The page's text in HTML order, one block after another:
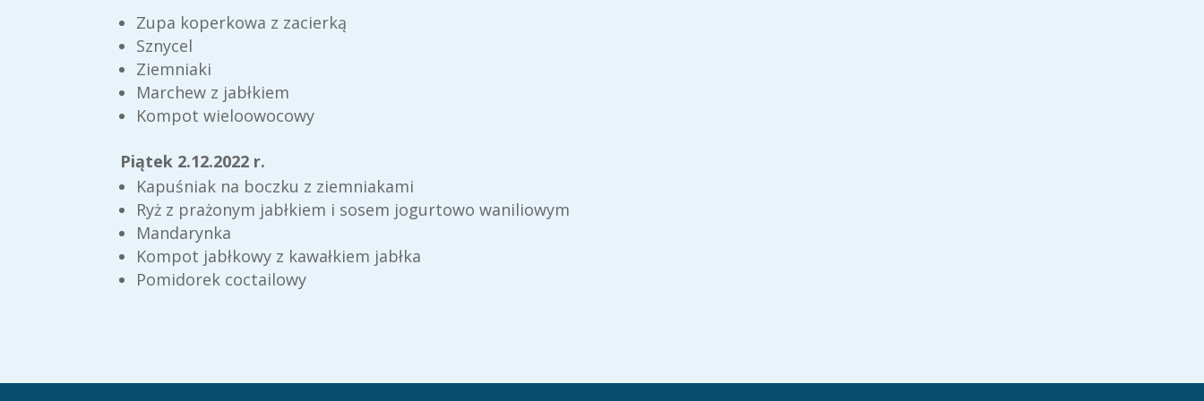
Zupa koperkowa z zacierką
Sznycel
Ziemniaki
Marchew z jabłkiem
Kompot wieloowocowy
Piątek 2.12.2022 r.
Kapuśniak na boczku z ziemniakami
Ryż z prażonym jabłkiem i sosem jogurtowo waniliowym
Mandarynka
Kompot jabłkowy z kawałkiem jabłka
Pomidorek coctailowy